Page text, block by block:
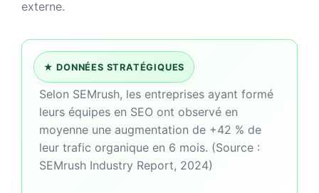
externe.
★ DONNÉES STRATÉGIQUES
Selon SEMrush, les entreprises ayant formé
leurs équipes en SEO ont observé en
moyenne une augmentation de +42 % de
leur trafic organique en 6 mois. (Source :
SEMrush Industry Report, 2024)